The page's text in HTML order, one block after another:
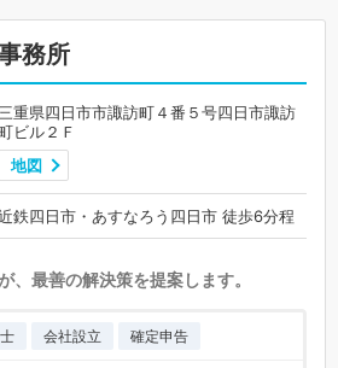
務所
三重県四日市市諏訪町４番５号四日市諏訪
ビル２Ｆ
地図
鉄四日市・あすなろう四日市 徒歩6分程
、最善の解決策を提案します。
会社設立 確定申告